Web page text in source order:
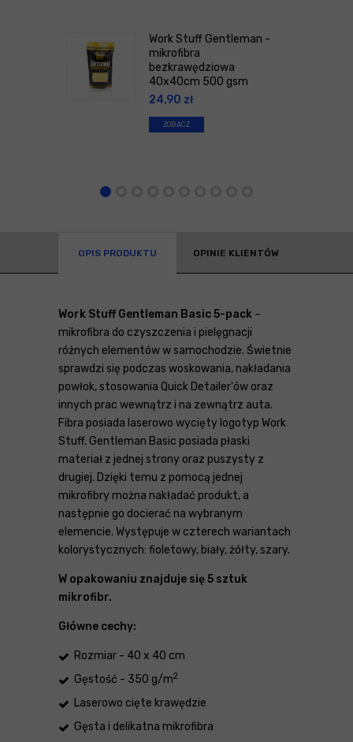
Work Stuff Gentleman -
mikrofibra
bezkrawędziowa
40x40cm 500 gsm
24,90 zł
ZOBACZ
OPIS PRODUKTU OPINIE KLIENTÓW
Work Stuff Gentleman Basic 5-pack –
mikrofibra do czyszczenia i pielęgnacji
różnych elementów w samochodzie. Świetnie
sprawdzi się podczas woskowania, nakładania
powłok, stosowania Quick Detailer'ów oraz
innych prac wewnątrz i na zewnątrz auta.
Fibra posiada laserowo wycięty logotyp Work
Stuff. Gentleman Basic posiada płaski
materiał z jednej strony oraz puszysty z
drugiej. Dzięki temu z pomocą jednej
mikrofibry można nakładać produkt, a
następnie go docierać na wybranym
elemencie. Występuje w czterech wariantach
kolorystycznych: fioletowy, biały, żółty, szary.
W opakowaniu znajduje się 5 sztuk
mikrofibr.
Główne cechy:
Rozmiar - 40 x 40 cm
Gęstość - 350 g/m2
Laserowo cięte krawędzie
Gęsta i delikatna mikrofibra